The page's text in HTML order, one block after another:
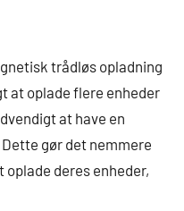
trådløs opladning
at oplade flere enheder
at have en
gør det nemmere
deres enheder,